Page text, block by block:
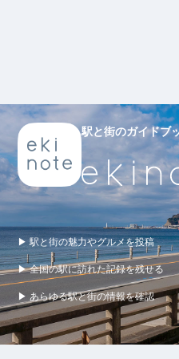
駅と街のガイドブ
▶ 駅と街の魅力やグルメを投稿
▶ 全国の駅に訪れた記録を残せる
▶ あらゆる駅と街の情報を確認